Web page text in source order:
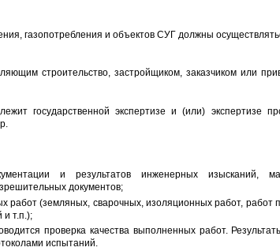
газопотребления и объектов СУГ должны
строительство, застройщиком, заказчиком или
государственной экспертизе и (или) экспертизе
и результатов инженерных изысканий,
документов;
работ (земляных, сварочных, изоляционных работ, работ
и т.п.);
проверка качества выполненных работ.
испытаний.